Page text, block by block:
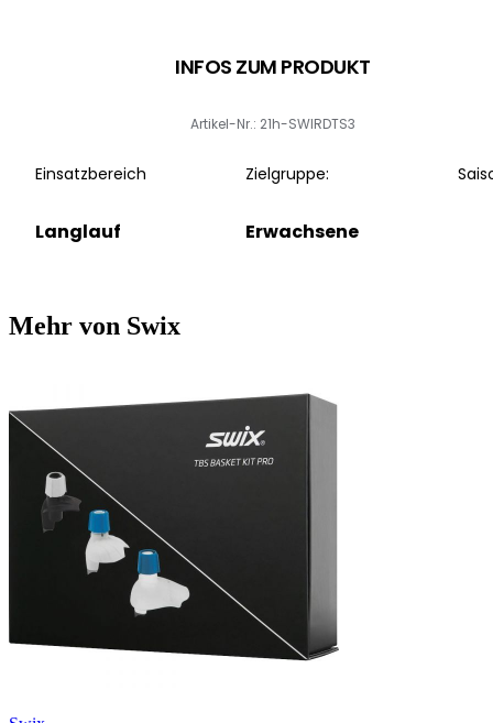
INFOS ZUM PRODUKT
Artikel-Nr.: 21h-SWIRDTS3
Einsatzbereich
Langlauf
Zielgruppe:
Erwachsene
Mehr von Swix